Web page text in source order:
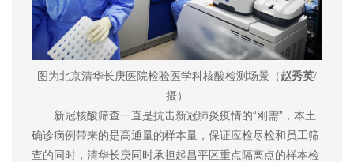
图为北京清华长庚医院检验医学科核酸检测场景（ 赵秀英/
摄）
新冠核酸筛查一直是抗击新冠肺炎疫情的“刚需”，本土
确诊病例带来的是高通量的样本量，保证应检尽检和员工筛
查的同时，清华长庚同时承担起昌平区重点隔离点的样本检